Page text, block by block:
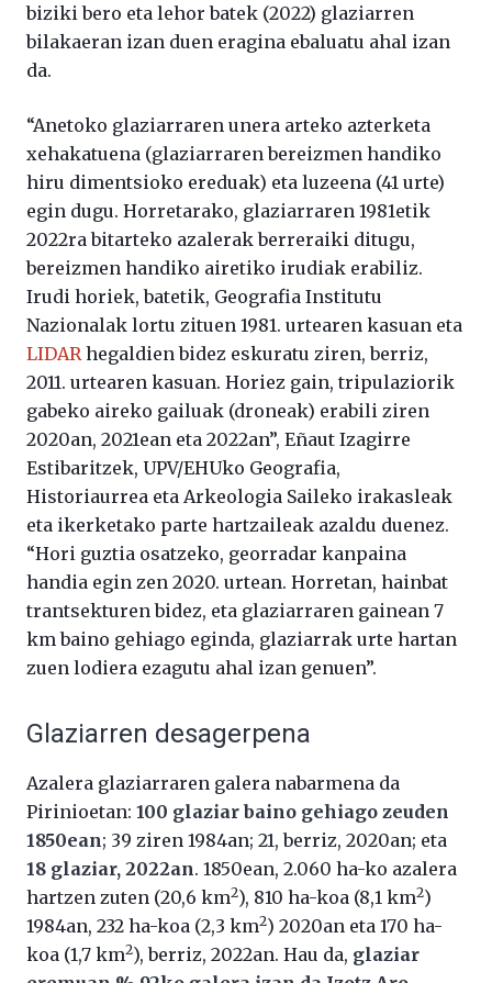
biziki bero eta lehor batek (2022) glaziarren
bilakaeran izan duen eragina ebaluatu ahal izan
da.
“Anetoko glaziarraren unera arteko azterketa
xehakatuena (glaziarraren bereizmen handiko
hiru dimentsioko ereduak) eta luzeena (41 urte)
egin dugu. Horretarako, glaziarraren 1981etik
2022ra bitarteko azalerak berreraiki ditugu,
bereizmen handiko airetiko irudiak erabiliz.
Irudi horiek, batetik, Geografia Institutu
Nazionalak lortu zituen 1981. urtearen kasuan eta
LIDAR hegaldien bidez eskuratu ziren, berriz,
2011. urtearen kasuan. Horiez gain, tripulaziorik
gabeko aireko gailuak (droneak) erabili ziren
2020an, 2021ean eta 2022an”, Eñaut Izagirre
Estibaritzek, UPV/EHUko Geografia,
Historiaurrea eta Arkeologia Saileko irakasleak
eta ikerketako parte hartzaileak azaldu duenez.
“Hori guztia osatzeko, georradar kanpaina
handia egin zen 2020. urtean. Horretan, hainbat
trantsekturen bidez, eta glaziarraren gainean 7
km baino gehiago eginda, glaziarrak urte hartan
zuen lodiera ezagutu ahal izan genuen”.
Glaziarren desagerpena
Azalera glaziarraren galera nabarmena da
Pirinioetan: 100 glaziar baino gehiago zeuden
1850ean; 39 ziren 1984an; 21, berriz, 2020an; eta
18 glaziar, 2022an. 1850ean, 2.060 ha-ko azalera
hartzen zuten (20,6 km2), 810 ha-koa (8,1 km2)
1984an, 232 ha-koa (2,3 km2) 2020an eta 170 ha-
koa (1,7 km2), berriz, 2022an. Hau da, glaziar